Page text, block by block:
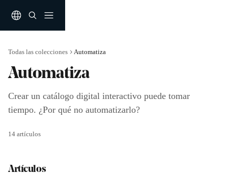
Todas las colecciones Automatiza
Automatiza
Crear un catálogo digital interactivo puede tomar
tiempo. ¿Por qué no automatizarlo?
14 artículos
Artículos